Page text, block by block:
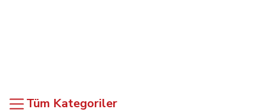
Tüm Kategoriler